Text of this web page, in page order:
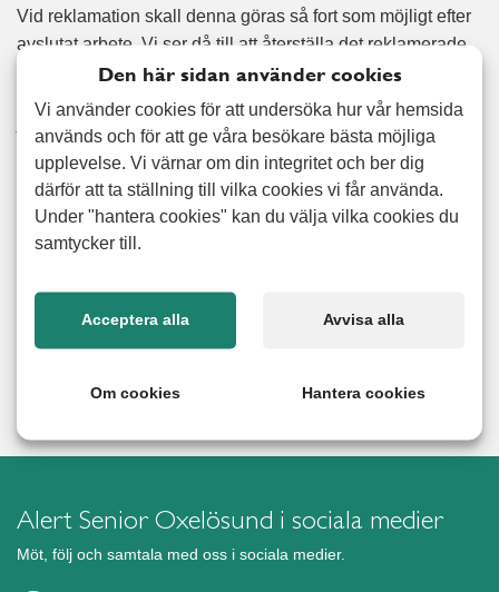
Vid reklamation skall denna göras så fort som möjligt efter
avslutat arbete. Vi ser då till att återställa det reklamerade
Alert Seniors målsättning är att alltid ha 100 procent nöjda
kunder.
Alert Senior Oxelösund i sociala medier
Möt, följ och samtala med oss i sociala medier.
Den här sidan använder cookies
Vi använder cookies för att undersöka hur vår hemsida
används och för att ge våra besökare bästa möjliga
upplevelse. Vi värnar om din integritet och ber dig
därför att ta ställning till vilka cookies vi får använda.
Under "hantera cookies" kan du välja vilka cookies du
samtycker till.
Acceptera alla Avvisa alla
Om cookies Hantera cookies